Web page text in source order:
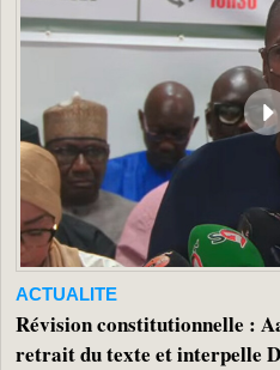
ACTUALITE
Révision constitutionnelle :
retrait du texte et interpelle